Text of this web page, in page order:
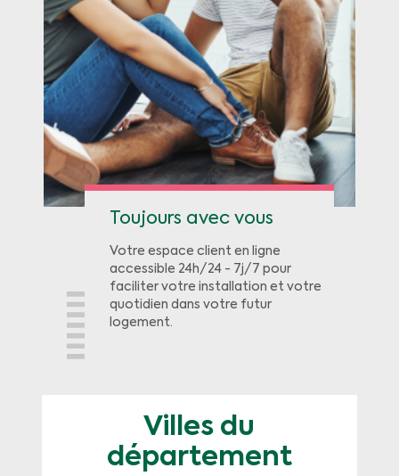
Toujours avec vous
Votre espace client en ligne
accessible 24h/24 - 7j/7 pour
faciliter votre installation et votre
quotidien dans votre futur
logement.
Villes du
département